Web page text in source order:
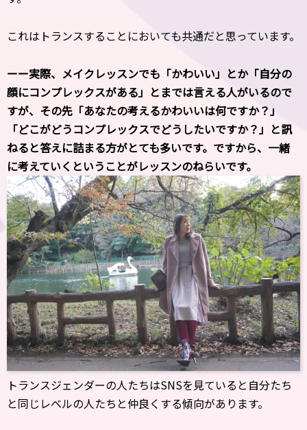
これはトランスすることにおいても共通だと思っています。
ーー実際、メイクレッスンでも「かわいい」とか「自分の
顔にコンプレックスがある」とまでは言える人がいるので
すが、その先「あなたの考えるかわいいは何ですか？」
「どこがどうコンプレックスでどうしたいですか？」と訊
ねると答えに詰まる方がとても多いです。ですから、一緒
に考えていくということがレッスンのねらいです。
トランスジェンダーの人たちはSNSを見ていると自分たち
と同じレベルの人たちと仲良くする傾向があります。